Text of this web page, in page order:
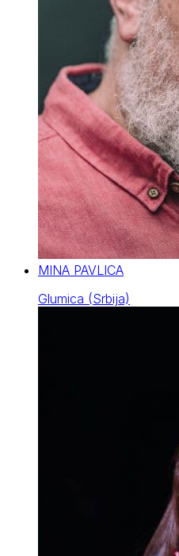
MINA PAVLICA
Glumica (Srbija)